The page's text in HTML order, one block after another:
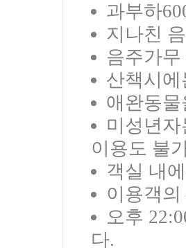
과부하
지나친
음주가
산책시
애완동
미성년
이용도 불
객실 내
이용객
오후
다.